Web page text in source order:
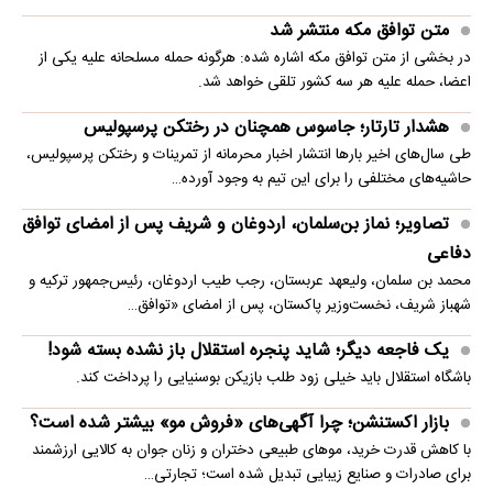
متن توافق مکه منتشر شد
در بخشی از متن توافق مکه اشاره شده: هرگونه حمله مسلحانه علیه یکی از
اعضا، حمله علیه هر سه کشور تلقی خواهد شد.
هشدار تارتار؛ جاسوس همچنان در رختکن پرسپولیس
طی سال‌های اخیر بارها انتشار اخبار محرمانه از تمرینات و رختکن پرسپولیس،
حاشیه‌های مختلفی را برای این تیم به وجود آورده…
تصاویر؛ نماز بن‌سلمان، اردوغان و شریف پس از امضای توافق
دفاعی
محمد بن سلمان، ولیعهد عربستان، رجب طیب اردوغان، رئیس‌جمهور ترکیه و
شهباز شریف، نخست‌وزیر پاکستان، پس از امضای «توافق…
یک فاجعه دیگر؛ شاید پنجره استقلال باز نشده بسته شود!
باشگاه استقلال باید خیلی زود طلب بازیکن بوسنیایی را پرداخت کند.
بازار اکستنشن؛ چرا آگهی‌های «فروش مو» بیشتر شده است؟
با کاهش قدرت خرید، موهای طبیعی دختران و زنان جوان به کالایی ارزشمند
برای صادرات و صنایع زیبایی تبدیل شده است؛ تجارتی…